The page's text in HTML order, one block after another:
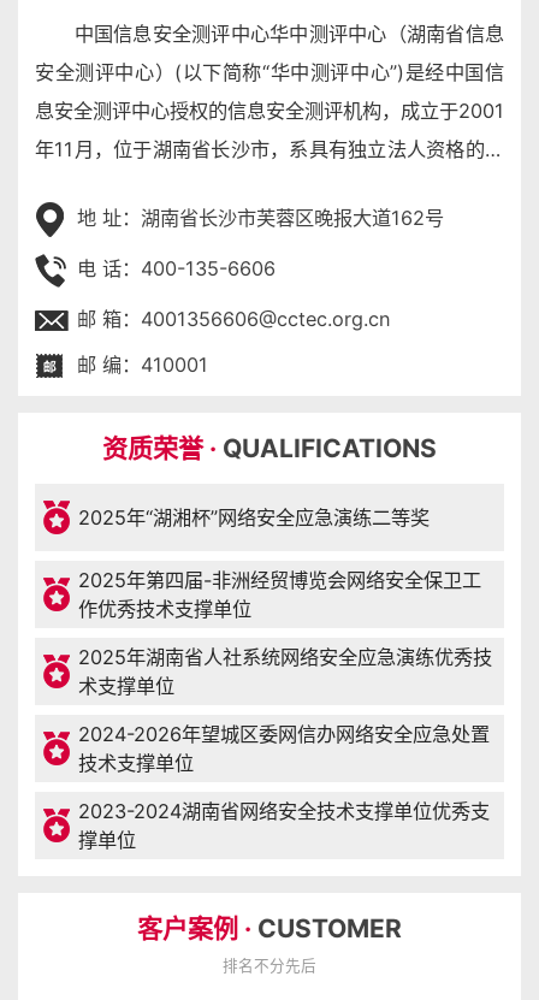
中国信息安全测评中心华中测评中心（湖南省信息
安全测评中心）(以下简称“华中测评中心”)是经中国信
息安全测评中心授权的信息安全测评机构，成立于2001
年11月，位于湖南省长沙市，系具有独立法人资格的公
息安全领域为国家提供技术保障，主要职能包括但不限
于：信息系统等级保护测评；信息安全漏洞分析与风险
地 址：湖南省长沙市芙蓉区晚报大道162号
电 话：400-135-6606
邮 箱：4001356606@cctec.org.cn
邮 编：410001
资质荣誉 · QUALIFICATIONS
2025年“湖湘杯”网络安全应急演练二等奖
2025年第四届-非洲经贸博览会网络安全保卫工
作优秀技术支撑单位
2025年湖南省人社系统网络安全应急演练优秀技
术支撑单位
2024-2026年望城区委网信办网络安全应急处置
技术支撑单位
2023-2024湖南省网络安全技术支撑单位优秀支
撑单位
客户案例 · CUSTOMER
排名不分先后